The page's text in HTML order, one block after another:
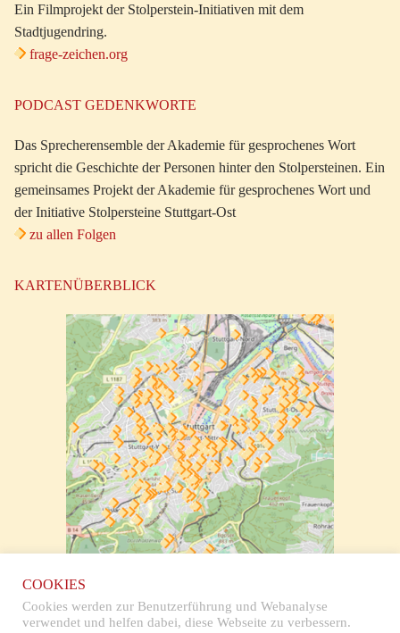
Ein Filmprojekt der Stolperstein-Initiativen mit dem
Stadtjugendring.
frage-zeichen.org
PODCAST GEDENKWORTE
Das Sprecherensemble der Akademie für gesprochenes Wort
spricht die Geschichte der Personen hinter den Stolpersteinen. Ein
gemeinsames Projekt der Akademie für gesprochenes Wort und
der Initiative Stolpersteine Stuttgart-Ost
zu allen Folgen
KARTENÜBERBLICK
COOKIES
Cookies werden zur Benutzerführung und Webanalyse
verwendet und helfen dabei, diese Webseite zu verbessern.